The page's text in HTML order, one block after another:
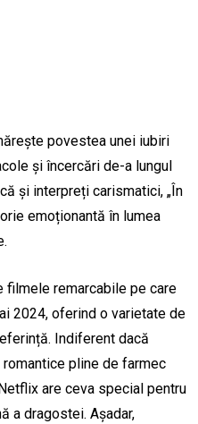
povestea unei iubiri
și încercări de-a lungul
și interpreți carismatici, „În
emoționantă în lumea
filmele remarcabile pe care
2024, oferind o varietate de
Indiferent dacă
pline de farmec
are ceva special pentru
a dragostei. Așadar,